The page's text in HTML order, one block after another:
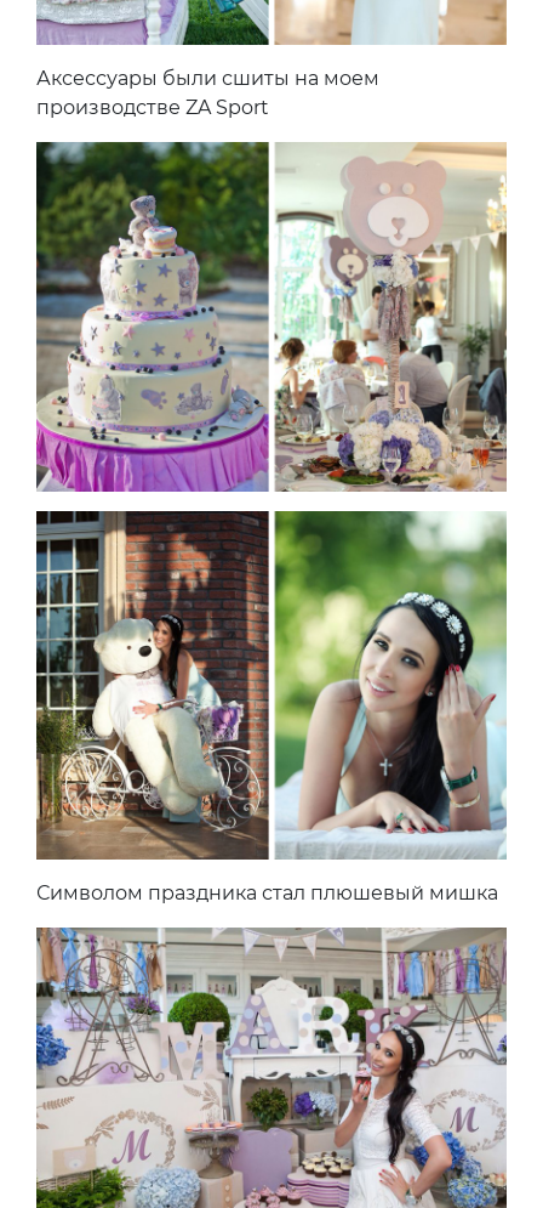
Аксессуары были сшиты на моем
производстве ZA Sport
Символом праздника стал плюшевый мишка